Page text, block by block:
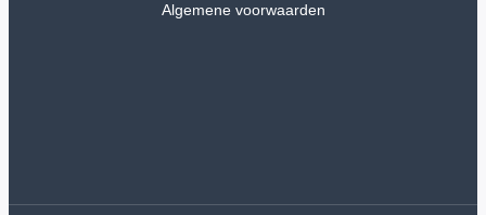
Algemene voorwaarden